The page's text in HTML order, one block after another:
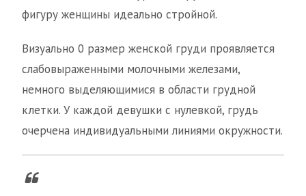
фигуру женщины идеально стройной.
Визуально 0 размер женской груди проявляется
слабовыраженными молочными железами,
немного выделяющимися в области грудной
клетки. У каждой девушки с нулевкой, грудь
очерчена индивидуальными линиями окружности.